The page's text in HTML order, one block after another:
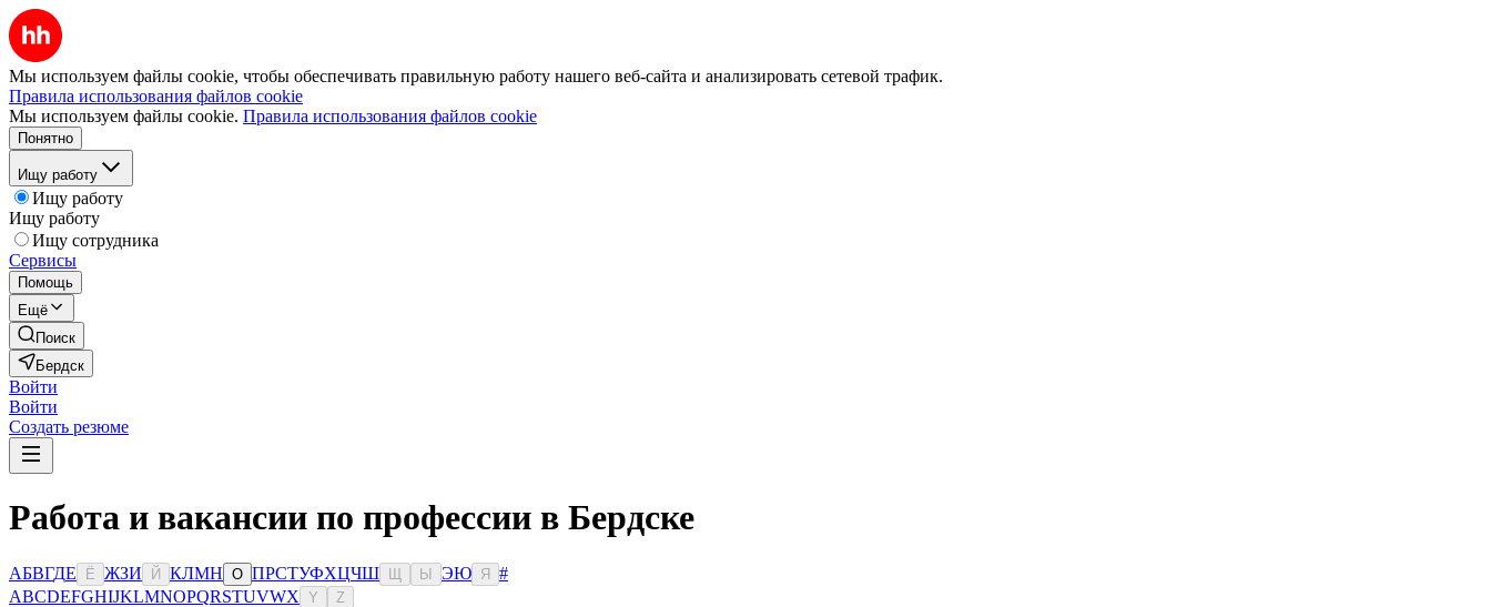
Мы используем файлы cookie, чтобы обеспечивать правильную работу нашего веб-сайта и анализировать сетевой трафик.
Правила использования файлов cookie
Мы используем файлы cookie. Правила использования файлов cookie
Понятно
Ищу работу
Ищу работу
Ищу работу
Ищу сотрудника
Сервисы
Помощь
Ещё
Поиск
Бердск
Войти
Войти
Создать резюме
Работа и вакансии по профессии в Бердске
АБВГДЕ Ё ЖЗИ Й КЛМН О ПРСТУФХЦЧШ Ы ЭЮ Я
#
ABCDEFGHIJKLMNOPQRSTUVWX Y Z